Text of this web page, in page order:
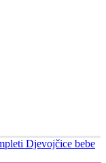
Djevojčice bebe